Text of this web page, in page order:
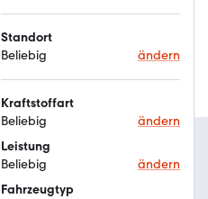
Standort
Beliebig
ändern
Kraftstoffart
Beliebig
ändern
Leistung
Beliebig
ändern
Fahrzeugtyp